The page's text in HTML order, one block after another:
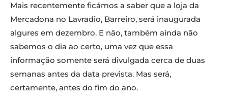
Mais recentemente ficámos a saber que a loja da
Mercadona no Lavradio, Barreiro, será inaugurada
algures em dezembro. E não, também ainda não
sabemos o dia ao certo, uma vez que essa
informação somente será divulgada cerca de duas
semanas antes da data prevista. Mas será,
certamente, antes do fim do ano.